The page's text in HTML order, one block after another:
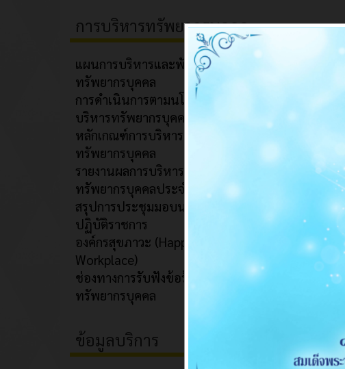
การบริหารทรัพยากรบุคคล
แผนการบริหารและพัฒนา
ทรัพยากรบุคคล
การดำเนินการตามนโยบายการ
บริหารทรัพยากรบุคคล
หลักเกณฑ์การบริหารและพัฒนา
ทรัพยากรบุคคล
รายงานผลการบริหารและพัฒนา
ทรัพยากรบุคคลประจำปี
สรุปการประชุมมอบนโยบายการ
ปฏิบัติราชการ
องค์กรสุขภาวะ (Happy
Workplace)
ช่องทางการรับฟังข้อร้องเรียนด้าน
ทรัพยากรบุคคล
ข้อมูลบริการ